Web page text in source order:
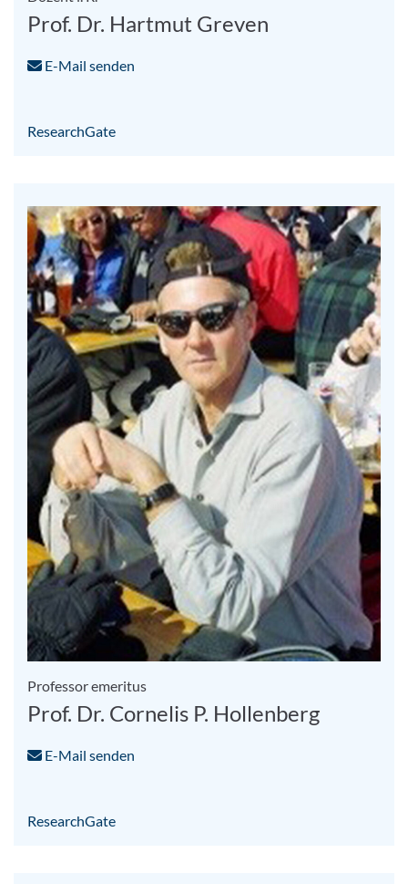
Prof. Dr. Hartmut Greven
E-Mail senden
ResearchGate
Professor emeritus
Prof. Dr. Cornelis P. Hollenberg
E-Mail senden
ResearchGate